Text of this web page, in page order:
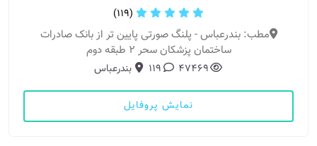
(119)
مطب: بندرعباس - پلنگ صورتی پایین تر از بانک صادرات
ساختمان پزشکان سحر 2 طبقه دوم
47469
119 بندرعباس
نمایش پروفایل